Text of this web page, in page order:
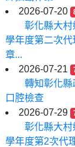
2026-07-20
彰化縣大
學年度第二次
章...
2026-07-21
轉知彰化
口腔檢查
2026-07-29
彰化縣大
學年度第2次代